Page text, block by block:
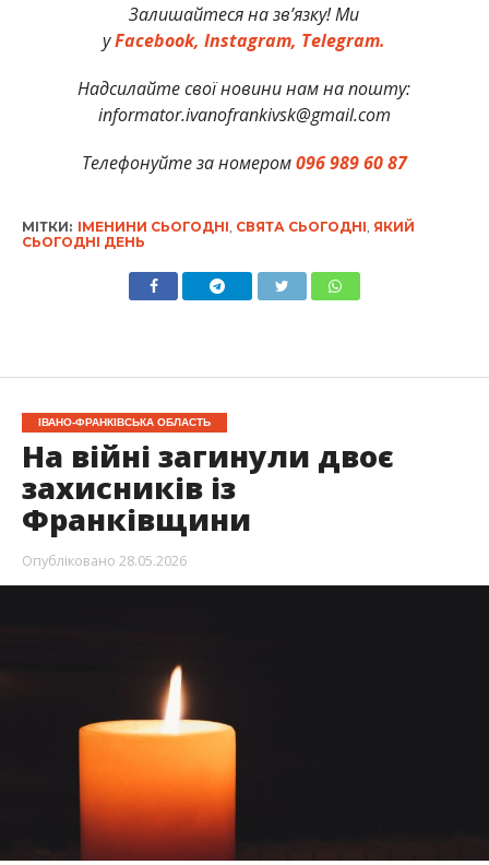
Залишайтеся на зв’язку! Ми
уFacebook, Instagram, Telegram.
Надсилайте свої новини нам на пошту:
informator.ivanofrankivsk@gmail.com
Телефонуйте за номером096 989 60 87
МІТКИ: ІМЕНИНИ СЬОГОДНІ СВЯТА СЬОГОДНІ ЯКИЙ
СЬОГОДНІ ДЕНЬ
ІВАНО-ФРАНКІВСЬКА ОБЛАСТЬ
На війні загинули двоє
захисників із
Франківщини
Опубліковано 28.05.2026